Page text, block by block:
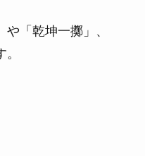
や「乾坤一擲」、